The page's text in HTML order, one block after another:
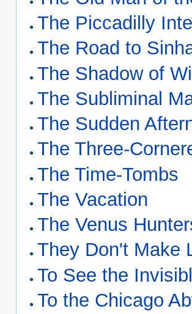
The Piccadilly
The Road to
The Shadow of
The Subliminal
The Sudden
The Three-
The Time-Tombs
The Vacation
The Venus
They Don't Make
To See the
To the Chicago